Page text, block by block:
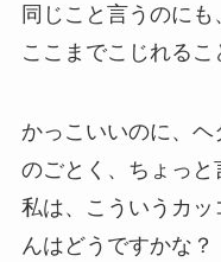
同じこと言うのにも
ここまでこじれるこ
かっこいいのに、
のごとく、ちょっと
私は、こういうカッ
んはどうですかな？